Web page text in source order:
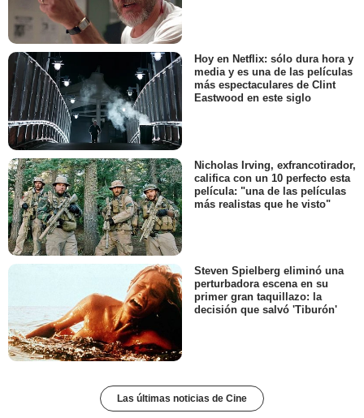
Hoy en Netflix: sólo dura hora y
media y es una de las películas
más espectaculares de Clint
Eastwood en este siglo
Nicholas Irving, exfrancotirador,
califica con un 10 perfecto esta
película: "una de las películas
más realistas que he visto"
Steven Spielberg eliminó una
perturbadora escena en su
primer gran taquillazo: la
decisión que salvó 'Tiburón'
Las últimas noticias de Cine